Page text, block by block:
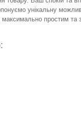
унікальну
максимально простим та